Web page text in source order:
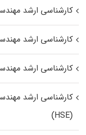
کارشناسی ارشد
کارشناسی ارشد
کارشناسی ارشد
کارشناسی ارشد
(HSE)